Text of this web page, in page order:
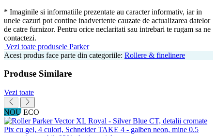
* Imaginile si informatiile prezentate au caracter informativ, iar in
unele cazuri pot contine inadvertente cauzate de actualizarea datelor
de catre furnizor. Pentru orice neclaritati sau intrebari te rugam sa ne
contactezi.
Vezi toate produsele Parker
Acest produs face parte din categoriile: Rollere & finelinere
Produse Similare
Vezi toate
NOU ECO